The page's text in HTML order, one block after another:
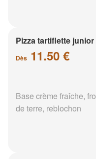
Pizza tartiflette junior
Dès 11.50 €
Base crème fraîche,
de terre, reblochon